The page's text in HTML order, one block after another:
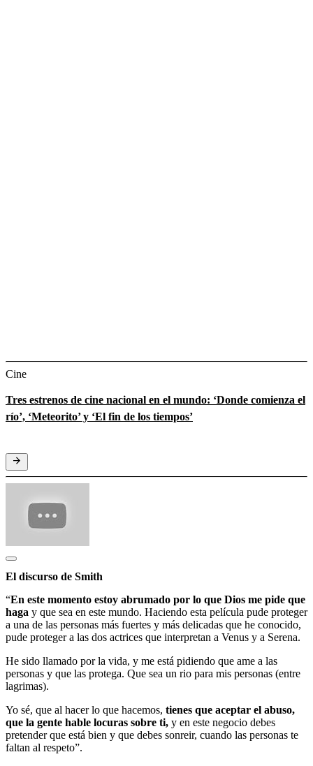
Cine
Tres estrenos de cine nacional en el mundo: ‘Donde comienza el
río’, ‘Meteorito’ y ‘El fin de los tiempos’
El discurso de Smith
“En este momento estoy abrumado por lo que Dios me pide que
haga y que sea en este mundo. Haciendo esta película pude proteger
a una de las personas más fuertes y más delicadas que he conocido,
pude proteger a las dos actrices que interpretan a Venus y a Serena.
He sido llamado por la vida, y me está pidiendo que ame a las
personas y que las protega. Que sea un rio para mis personas (entre
lagrimas).
Yo sé, que al hacer lo que hacemos, tienes que aceptar el abuso,
que la gente hable locuras sobre ti, y en este negocio debes
pretender que está bien y que debes sonreir, cuando las personas te
faltan al respeto”.